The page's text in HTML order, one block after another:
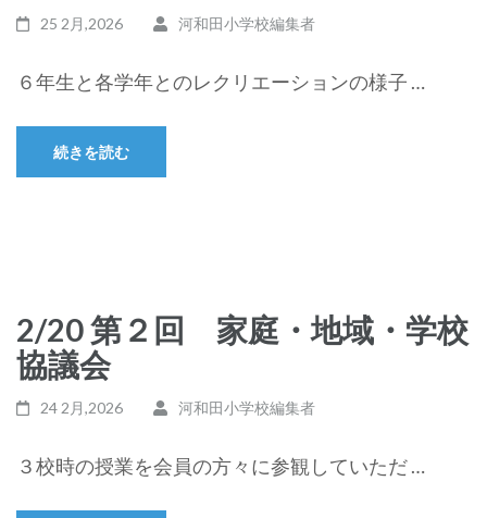
25 2月,2026 河和田小学校編集者
６年生と各学年とのレクリエーションの様子 …
続きを読む
2/20 第２回 家庭・地域・学校
協議会
24 2月,2026 河和田小学校編集者
３校時の授業を会員の方々に参観していただ …